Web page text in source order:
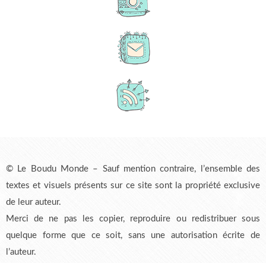
© Le Boudu Monde – Sauf mention contraire, l’ensemble des
textes et visuels présents sur ce site sont la propriété exclusive
de leur auteur.
Merci de ne pas les copier, reproduire ou redistribuer sous
quelque forme que ce soit, sans une autorisation écrite de
l’auteur.